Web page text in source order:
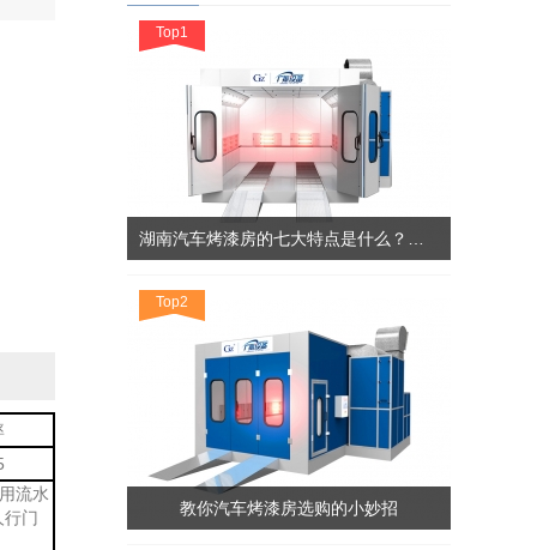
流水
行门
Top1
Top2
教你汽车烤漆房选购的小妙招